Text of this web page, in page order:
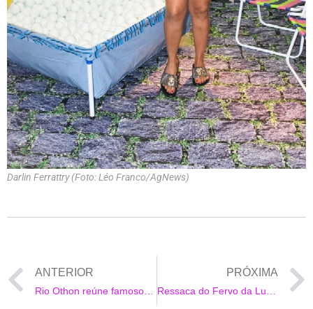
Darlin Ferrattry (Foto: Léo Franco/AgNews)
ANTERIOR PRÓXIMA